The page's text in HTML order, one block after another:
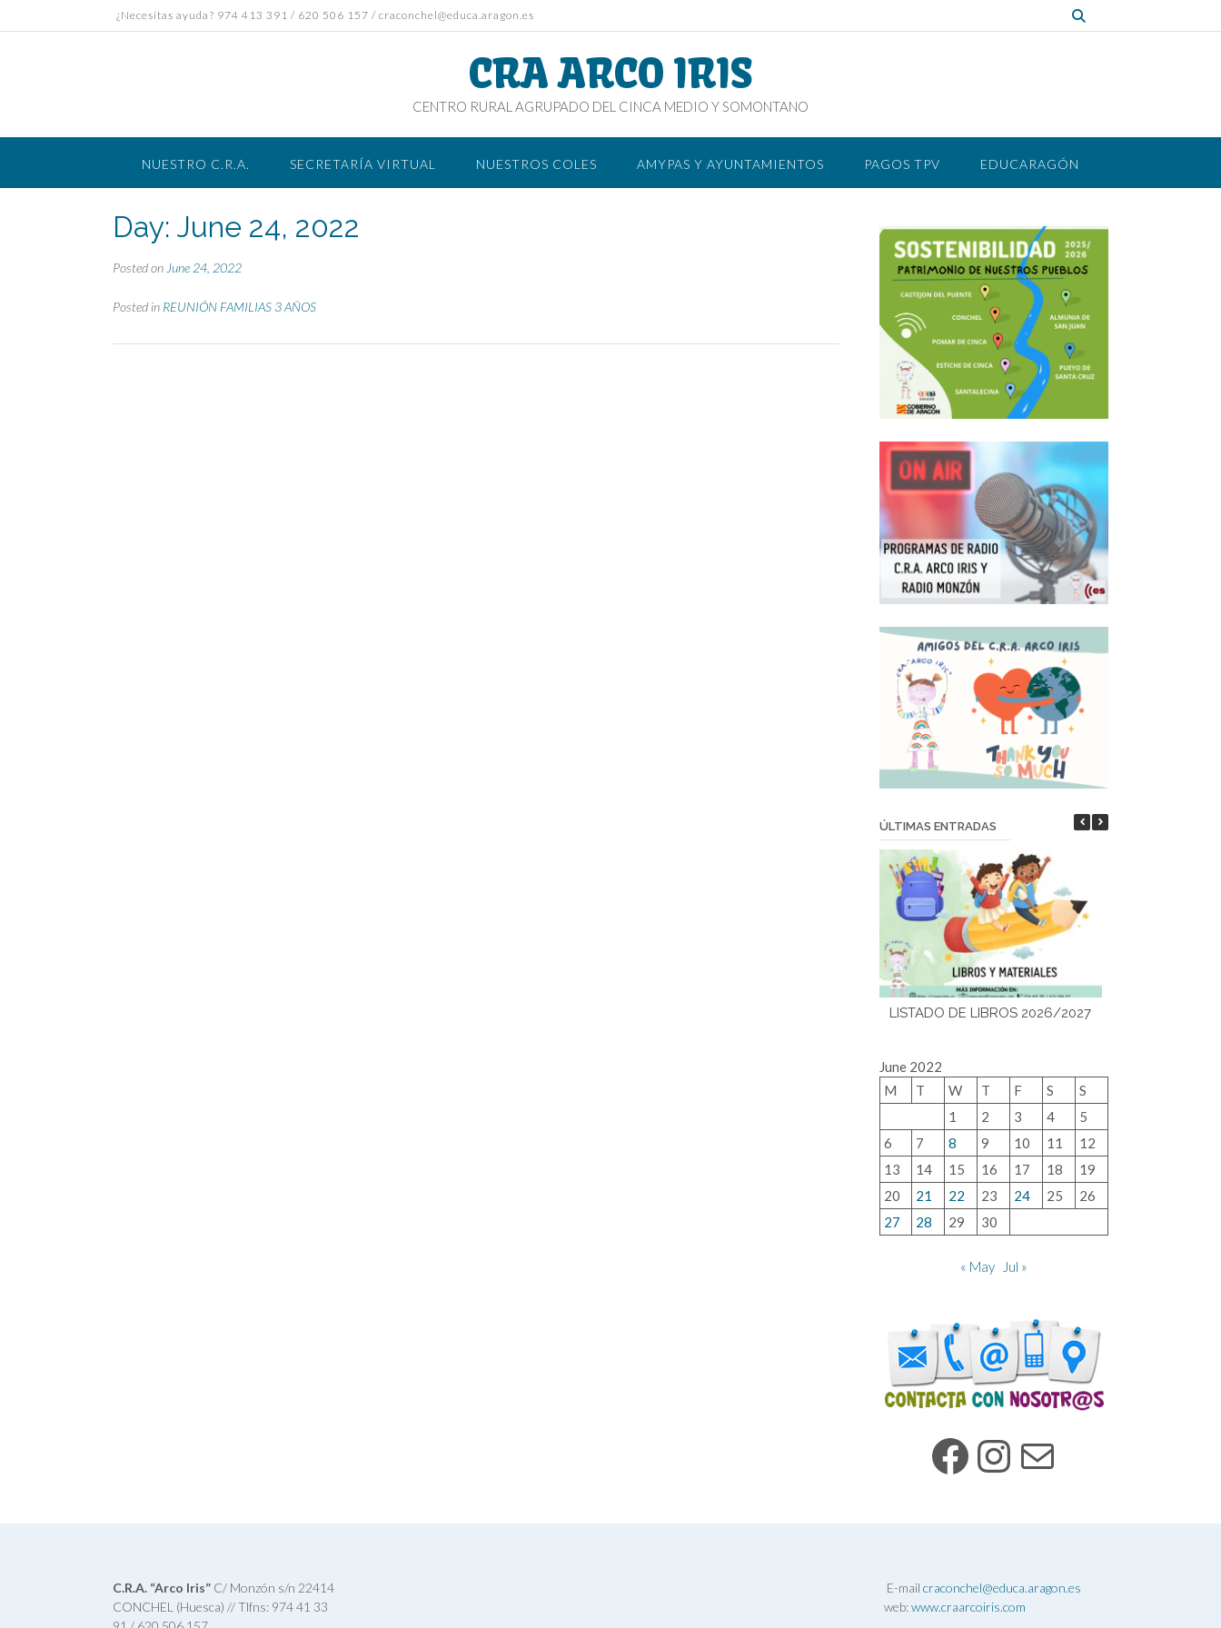
to
¿Necesitas ayuda? 974 413 391 / 620 506 157 / craconchel@educa.aragon.es
CRA ARCO IRIS
CENTRO RURAL AGRUPADO DEL CINCA MEDIO Y SOMONTANO
NUESTRO C.R.A. SECRETARÍA VIRTUAL NUESTROS COLES AMYPAS Y AYUNTAMIENTOS PAGOS TPV EDUCARAGÓN
Day: June 24, 2022
Posted on June 24, 2022
Posted in REUNIÓN FAMILIAS 3 AÑOS
ÚLTIMAS ENTRADAS
LISTADO DE LIBROS 2026/2027
June 2022
M
T W T F S
S
1
2 3 4
5
6
7 8 9 10 11
12
13
14 15 16 17 18
19
20
21 22 23 24 25
26
27
28 29 30
« May Jul »
Facebook
Instagram
Mail
C.R.A. “Arco Iris” C/ Monzón s/n 22414
CONCHEL (Huesca) // Tlfns: 974 41 33
E-mailcraconchel@educa.aragon.es
web:www.craarcoiris.com